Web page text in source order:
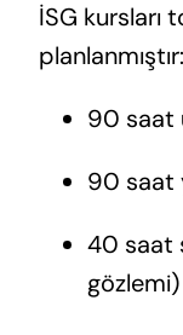
İSG kursları
planlanmıştır:
90 saat
90 saat
40 saat
gözlemi)